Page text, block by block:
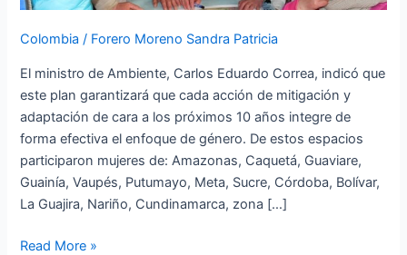
Colombia / Forero Moreno Sandra Patricia
El ministro de Ambiente, Carlos Eduardo Correa, indicó que
este plan garantizará que cada acción de mitigación y
adaptación de cara a los próximos 10 años integre de
forma efectiva el enfoque de género. De estos espacios
participaron mujeres de: Amazonas, Caquetá, Guaviare,
Guainía, Vaupés, Putumayo, Meta, Sucre, Córdoba, Bolívar,
La Guajira, Nariño, Cundinamarca, zona […]
Read More »